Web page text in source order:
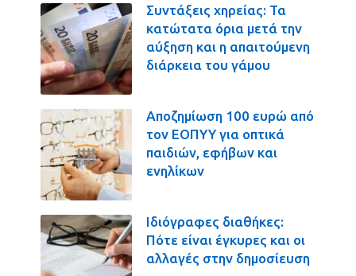
Συντάξεις χηρείας: Τα
κατώτατα όρια μετά την
αύξηση και η απαιτούμενη
διάρκεια του γάμου
Αποζημίωση 100 ευρώ από
τον ΕΟΠΥΥ για οπτικά
παιδιών, εφήβων και
ενηλίκων
Ιδιόγραφες διαθήκες:
Πότε είναι έγκυρες και οι
αλλαγές στην δημοσίευση